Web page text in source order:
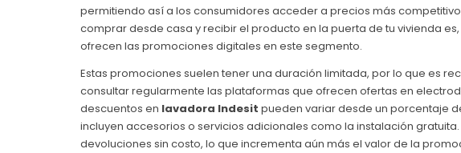
permitiendo así a los consumidores acceder a precios más
comprar desde casa y recibir el producto en la puerta de tu vivienda
ofrecen las promociones digitales en este segmento.
Estas promociones suelen tener una duración limitada, por lo que es
consultar regularmente las plataformas que ofrecen ofertas en
descuentos en lavadora Indesit pueden variar desde un porcentaje
incluyen accesorios o servicios adicionales como la instalación
devoluciones sin costo, lo que incrementa aún más el valor de la